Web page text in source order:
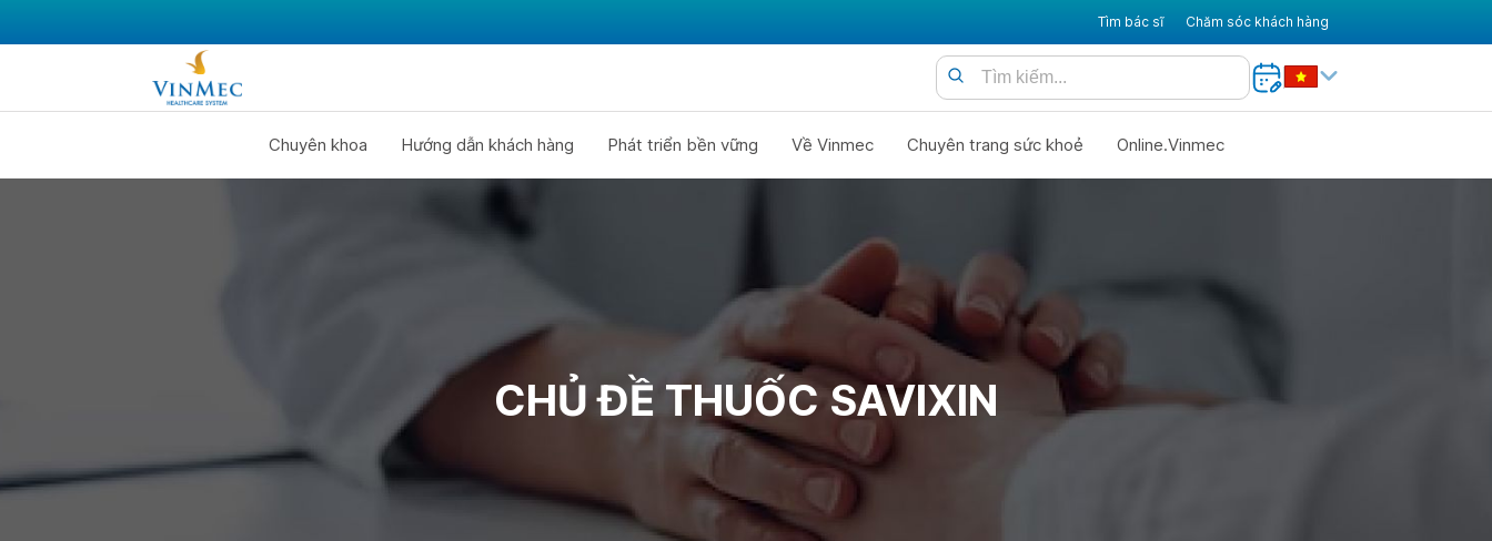
Tìm bác sĩ Chăm sóc khách hàng
Chuyên khoa Hướng dẫn khách hàng Phát triển bền vững Về Vinmec Chuyên trang sức khoẻ Online.Vinmec
CHỦ ĐỀ THUỐC SAVIXIN